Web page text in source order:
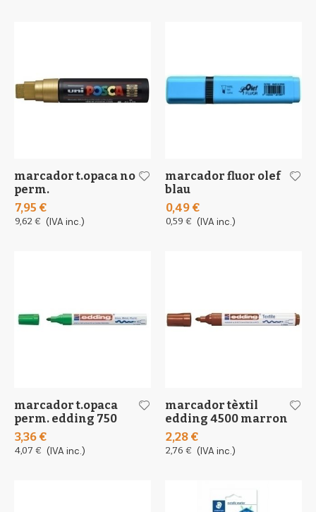
marcador t.opaca no
perm.
7,95 €
9,62 € (IVA inc.)
marcador fluor olef
blau
0,49 €
0,59 € (IVA inc.)
marcador t.opaca
perm. edding 750
3,36 €
4,07 € (IVA inc.)
marcador tèxtil
edding 4500 marron
2,28 €
2,76 € (IVA inc.)